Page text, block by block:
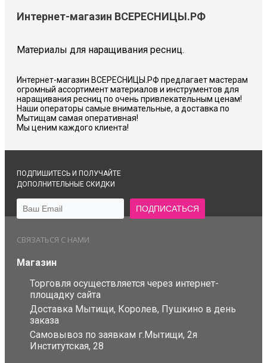
Интернет-магазин ВСЕРЕСНИЦЫ.РФ
Материалы для наращивания ресниц.
Интернет-магазин ВСЕРЕСНИЦЫ.РФ предлагает мастерам
огромный ассортимент материалов и инструментов для
наращивания ресниц по очень привлекательным ценам!
Наши операторы самые внимательные, а доставка по
Мытищам самая оперативная!
Мы ценим каждого клиента!
ПОДПИШИТЕСЬ И ПОЛУЧАЙТЕ
ДОПОЛНИТЕЛЬНЫЕ СКИДКИ
СВЯЗАТЬСЯ С НАМИ
Магазин
Торговля осуществляется через интернет-
площадку сайта
Доставка Мытищи, Королев, Пушкино в день
заказа
Самовывоз по заявкам г.Мытищи, 2я
Институтская, 28